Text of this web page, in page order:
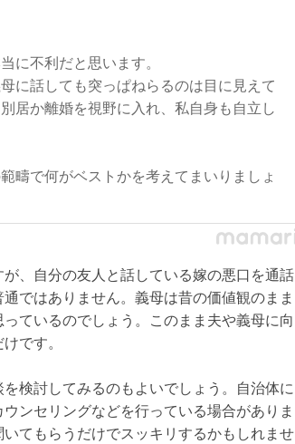
に不利だと思います。
に話しても突っぱねらるのは目に見えて
居か離婚を視野に入れ、私自身も自立し
疇で何がベストかを考えてまいりましょ
、自分の友人と話している嫁の悪口を通話
ではありません。義母は昔の価値観のまま
ているのでしょう。このまま夫や義母に向
です。
検討してみるのもよいでしょう。自治体に
ンセリングなどを行っている場合がありま
てもらうだけでスッキリするかもしれませ